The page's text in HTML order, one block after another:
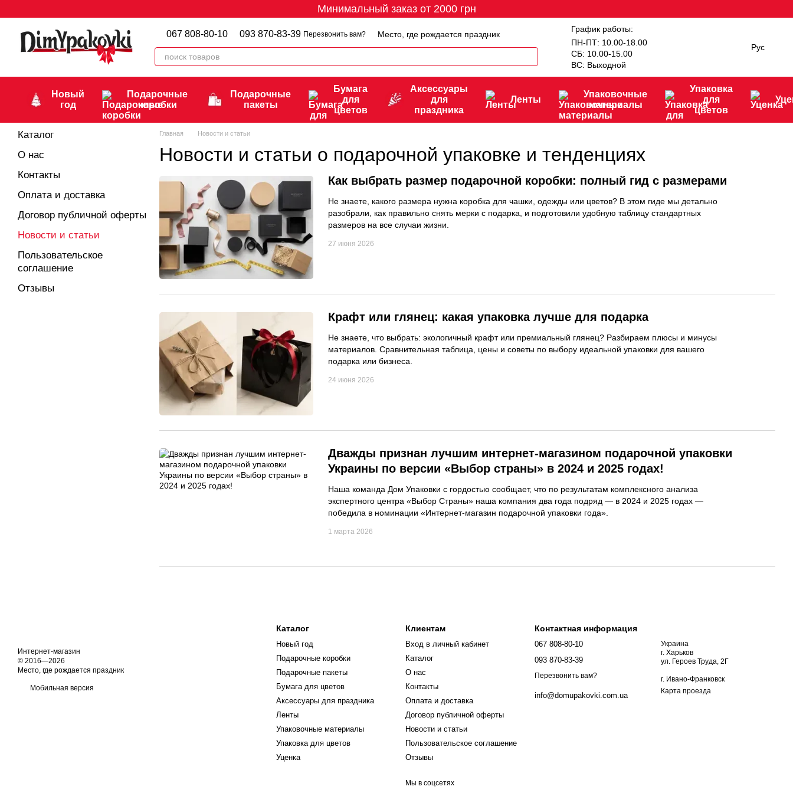
Минимальный заказ от 2000 грн
067 808-80-10 093 870-83-39 Перезвонить вам? Место, где рождается праздник
График работы:
ПН-ПТ: 10.00-18.00
СБ: 10.00-15.00
ВС: Выходной
Рус
Новый
год
Подарочные
коробки
Подарочные
пакеты
Бумага
для
цветов
Аксессуары
для
праздника
Ленты
Упаковочные
материалы
Упаковка
для
цветов
Главная Новости и статьи
Новости и статьи о подарочной упаковке и тенденциях
Как выбрать размер подарочной коробки: полный гид с размерами
Не знаете, какого размера нужна коробка для чашки, одежды или цветов? В этом гиде мы детально
разобрали, как правильно снять мерки с подарка, и подготовили удобную таблицу стандартных
размеров на все случаи жизни.
27 июня 2026
Крафт или глянец: какая упаковка лучше для подарка
Не знаете, что выбрать: экологичный крафт или премиальный глянец? Разбираем плюсы и минусы
материалов. Сравнительная таблица, цены и советы по выбору идеальной упаковки для вашего
подарка или бизнеса.
24 июня 2026
Дважды признан лучшим интернет-магазином подарочной упаковки
Украины по версии «Выбор страны» в 2024 и 2025 годах!
Наша команда Дом Упаковки с гордостью сообщает, что по результатам комплексного анализа
экспертного центра «Выбор Страны» наша компания два года подряд — в 2024 и 2025 годах —
победила в номинации «Интернет-магазин подарочной упаковки года».
1 марта 2026
Каталог
О нас
Контакты
Оплата и доставка
Договор публичной оферты
Новости и статьи
Пользовательское
соглашение
Отзывы
Интернет-магазин
© 2016—2026
Место, где рождается праздник
Мобильная версия
Каталог
Новый год
Подарочные коробки
Подарочные пакеты
Бумага для цветов
Аксессуары для праздника
Ленты
Упаковочные материалы
Упаковка для цветов
Уценка
Клиентам
Вход в личный кабинет
Каталог
О нас
Контакты
Оплата и доставка
Договор публичной оферты
Новости и статьи
Пользовательское соглашение
Отзывы
Мы в соцсетях
Контактная информация
067 808-80-10
093 870-83-39
Перезвонить вам?
info@domupakovki.com.ua
Украина
г. Харьков
ул. Героев Труда, 2Г
г. Ивано-Франковск
Карта проезда